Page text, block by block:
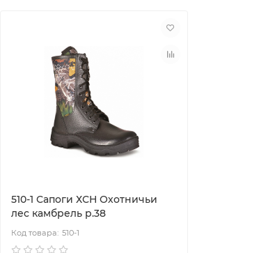
510-1 Сапоги ХСН Охотничьи
лес камбрель р.38
510-1